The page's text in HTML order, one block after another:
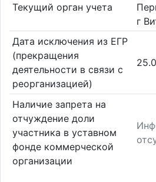
Текущий орган учета
г
Дата исключения из ЕГР
(прекращения
деятельности в связи с
реорганизацией)
Наличие запрета на
отчуждение доли
участника в уставном
фонде коммерческой
организации